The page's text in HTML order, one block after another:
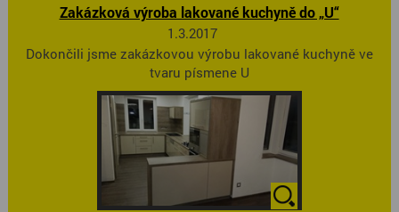
Zakázková výroba lakované kuchyně do „U“
1.3.2017
Dokončili jsme zakázkovou výrobu lakované kuchyně ve
tvaru písmene U